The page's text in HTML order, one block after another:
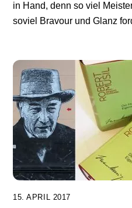
in Hand, denn so viel
soviel Bravour und Glanz
15. APRIL 2017